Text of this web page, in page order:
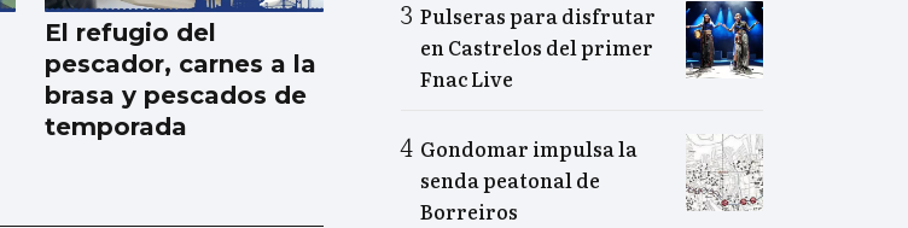
El refugio del
pescador, carnes a la
brasa y pescados de
temporada
Pulseras para disfrutar
en Castrelos del primer
Fnac Live
Gondomar impulsa la
senda peatonal de
Borreiros